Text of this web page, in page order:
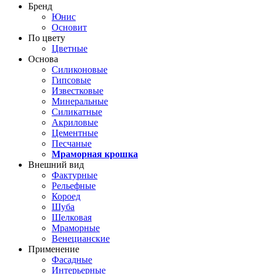
Бренд
Юнис
Основит
По цвету
Цветные
Основа
Силиконовые
Гипсовые
Известковые
Минеральные
Силикатные
Акриловые
Цементные
Песчаные
Мраморная крошка
Внешний вид
Фактурные
Рельефные
Короед
Шуба
Шелковая
Мраморные
Венецианские
Применение
Фасадные
Интерьерные